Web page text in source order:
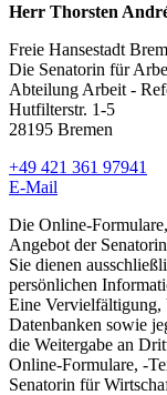
Herr Thorsten
Freie Hansestadt
Die Senatorin für
Abteilung Arbeit -
Hutfilterstr. 1-5
28195 Bremen
+49 421 361 97941
E-Mail
Die Online-
Angebot der
Sie dienen
persönlichen
Eine Vervielfältigung,
Datenbanken sowie
die Weitergabe an
Online-Formulare, -
Senatorin für